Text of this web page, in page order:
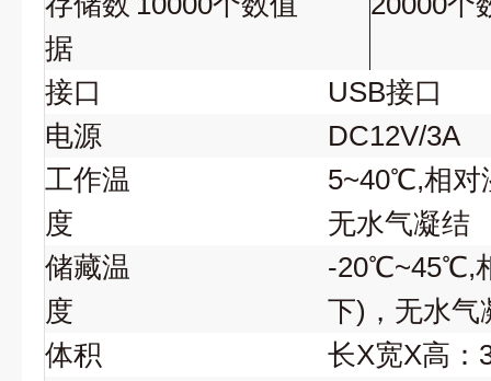
据
接口
USB接口
电源
DC12V/3A
工作温
度
5~40℃,相对
无水气凝结
储藏温
度
-20℃~45℃,
下)，无水气
体积
长X宽X高：